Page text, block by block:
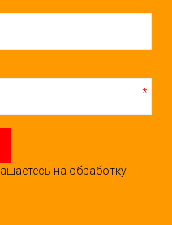
*
на обработку